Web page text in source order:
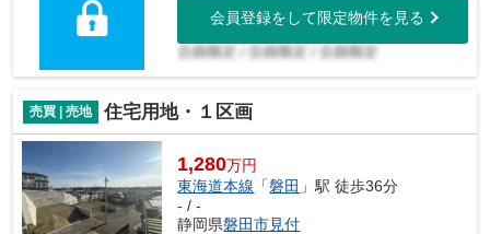
会員登録をして限定物件を見る
売買 | 売地 住宅用地・１区画
1,280万円
東海道本線 「磐田 」駅 徒歩36分
- / -
静岡県磐田市見付